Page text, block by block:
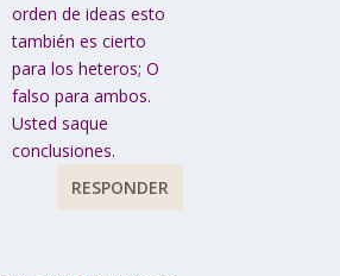
orden de ideas esto
también es cierto
para los heteros; O
falso para ambos.
Usted saque
conclusiones.
RESPONDER